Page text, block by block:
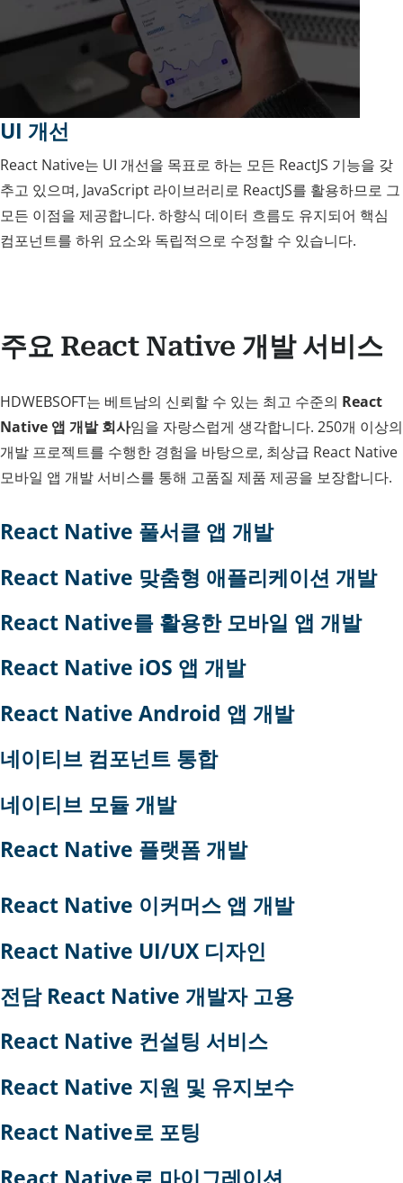
UI 개선
React Native는 UI 개선을 목표로 하는 모든 ReactJS 기능을 갖
추고 있으며, JavaScript 라이브러리로 ReactJS를 활용하므로 그
모든 이점을 제공합니다. 하향식 데이터 흐름도 유지되어 핵심
컴포넌트를 하위 요소와 독립적으로 수정할 수 있습니다.
주요 React Native 개발 서비스
HDWEBSOFT는 베트남의 신뢰할 수 있는 최고 수준의 React
Native 앱 개발 회사임을 자랑스럽게 생각합니다. 250개 이상의
개발 프로젝트를 수행한 경험을 바탕으로, 최상급 React Native
모바일 앱 개발 서비스를 통해 고품질 제품 제공을 보장합니다.
React Native 풀서클 앱 개발
React Native 맞춤형 애플리케이션 개발
React Native를 활용한 모바일 앱 개발
React Native iOS 앱 개발
React Native Android 앱 개발
네이티브 컴포넌트 통합
네이티브 모듈 개발
React Native 플랫폼 개발
React Native 이커머스 앱 개발
React Native UI/UX 디자인
전담 React Native 개발자 고용
React Native 컨설팅 서비스
React Native 지원 및 유지보수
React Native로 포팅